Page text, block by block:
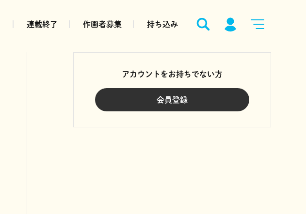
連載終了 作画者募集 持ち込み
アカウントをお持ちでない方
会員登録